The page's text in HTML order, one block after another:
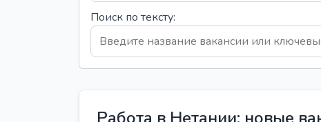
Поиск по тексту: